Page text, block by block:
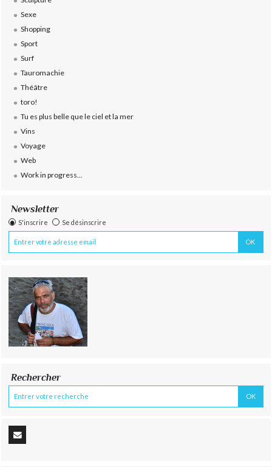
Sexe
Shopping
Sport
Surf
Tauromachie
Théâtre
toro!
Tu es plus belle que le ciel et la mer
Vins
Voyage
Web
Work in progress...
Newsletter
S'inscrire Se désinscrire
Rechercher